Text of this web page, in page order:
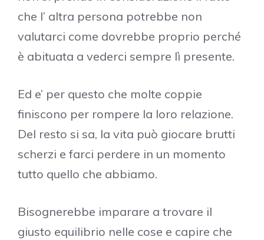
che l’ altra persona potrebbe non
valutarci come dovrebbe proprio perché
è abituata a vederci sempre lì presente.
Ed e’ per questo che molte coppie
finiscono per rompere la loro relazione.
Del resto si sa, la vita può giocare brutti
scherzi e farci perdere in un momento
tutto quello che abbiamo.
Bisognerebbe imparare a trovare il
giusto equilibrio nelle cose e capire che